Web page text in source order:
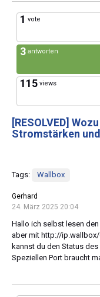
1 vote
3 antworten
115 views
[RESOLVED]
Stromstärken
Tags: Wallbox
Gerhard
24. März 2025 20:04
Hallo ich selbst lesen den
aber mit http://
kannst du den Status
Speziellen Port braucht